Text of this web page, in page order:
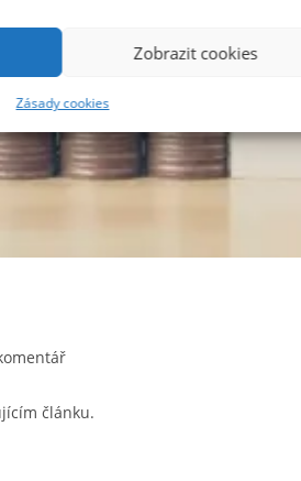
Zobrazit cookies
Zásady cookies
článku.